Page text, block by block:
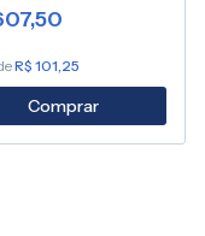
R$ 101,25
Comprar